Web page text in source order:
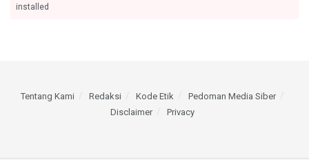
installed
Tentang Kami Redaksi Kode Etik
Pedoman Media Siber
Disclaimer
Privacy